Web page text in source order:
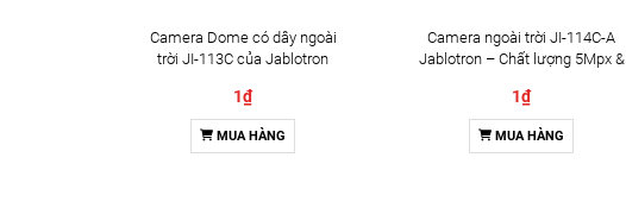
Camera Dome có dây ngoài
trời JI-113C của Jablotron
1₫
MUA HÀNG
Camera ngoài trời JI-114C-A
Jablotron – Chất lượng 5Mpx &
1₫
MUA HÀNG